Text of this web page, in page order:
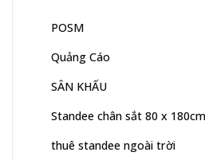
POSM
Quảng Cáo
SÂN KHẤU
Standee chân sắt 80 x 180cm
thuê standee ngoài trời